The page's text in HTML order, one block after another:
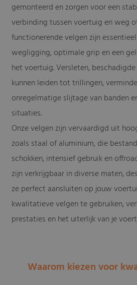
gemonteerd en zorgen voor een
verbinding tussen voertuig en weg
functionerende velgen zijn
wegligging, optimale grip en een
het voertuig. Versleten,
kunnen leiden tot trillingen,
onregelmatige slijtage van banden
situaties.
Onze velgen zijn vervaardigd uit
zoals staal of aluminium, die
schokken, intensief gebruik en
zijn verkrijgbaar in diverse maten,
ze perfect aansluiten op jouw
kwalitatieve velgen te gebruiken,
prestaties en het uiterlijk van je
Waarom kiezen voor